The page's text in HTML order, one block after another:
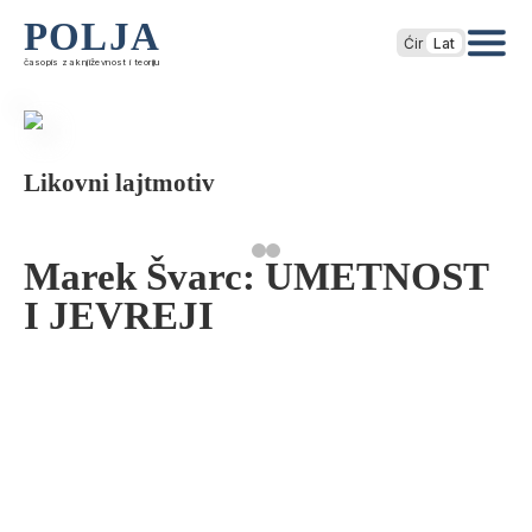
POLJA
časopis za književnost i teoriju
Ćir Lat
Likovni lajtmotiv
Marek Švarc: UMETNOST
I JEVREJI